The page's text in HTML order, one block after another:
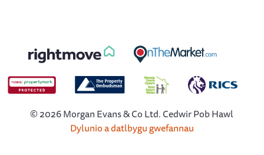
© 2026 Morgan Evans & Co Ltd. Cedwir Pob Hawl
Dylunio a datlbygu gwefannau